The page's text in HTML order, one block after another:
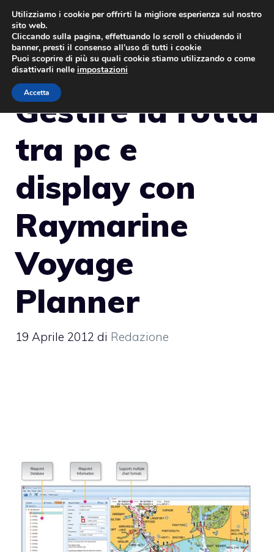
Vai
contenuto
Gestire la rotta
tra pc e
display con
Raymarine
Voyage
Planner
19 Aprile 2012 di Redazione
Utilizziamo i cookie per offrirti la migliore esperienza sul nostro
sito web.
Cliccando sulla pagina, effettuando lo scroll o chiudendo il
banner, presti il consenso all’uso di tutti i cookie
Puoi scoprire di più su quali cookie stiamo utilizzando o come
disattivarli nelle impostazioni
Accetta